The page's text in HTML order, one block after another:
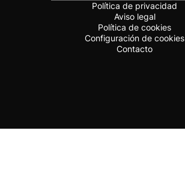
Política de privacidad
Aviso legal
Política de cookies
Configuración de cookies
Contacto